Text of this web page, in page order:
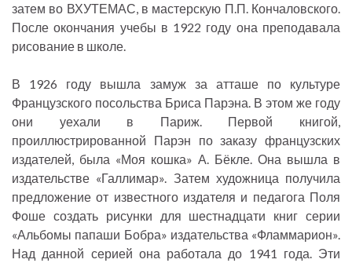
затем во ВХУТЕМАС, в мастерскую П.П. Кончаловского.
После окончания учебы в 1922 году она преподавала
рисование в школе.
В 1926 году вышла замуж за атташе по культуре
Французского посольства Бриса Парэна. В этом же году
они уехали в Париж. Первой книгой,
проиллюстрированной Парэн по заказу французских
издателей, была «Моя кошка» А. Бёкле. Она вышла в
издательстве «Галлимар». Затем художница получила
предложение от известного издателя и педагога Поля
Фоше создать рисунки для шестнадцати книг серии
«Альбомы папаши Бобра» издательства «Фламмарион».
Над данной серией она работала до 1941 года. Эти